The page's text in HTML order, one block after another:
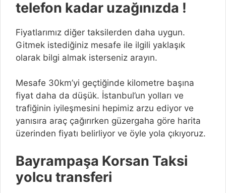
telefon kadar uzağınızda !
Fiyatlarımız diğer taksilerden daha uygun.
Gitmek istediğiniz mesafe ile ilgili yaklaşık
olarak bilgi almak isterseniz arayın.
Mesafe 30km’yi geçtiğinde kilometre başına
fiyat daha da düşük. İstanbul’un yolları ve
trafiğinin iyileşmesini hepimiz arzu ediyor ve
yanısıra araç çağırırken güzergaha göre harita
üzerinden fiyatı belirliyor ve öyle yola çıkıyoruz.
Bayrampaşa Korsan Taksi
yolcu transferi